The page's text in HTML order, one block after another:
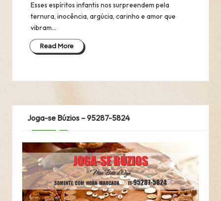
Esses espíritos infantis nos surpreendem pela
ternura, inocência, argúcia, carinho e amor que
vibram…
Read More
Joga-se Búzios – 95287-5824